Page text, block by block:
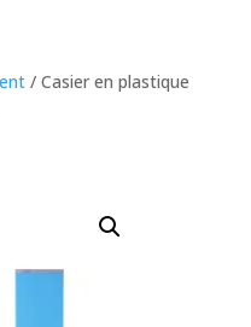
/ Casier en plastique